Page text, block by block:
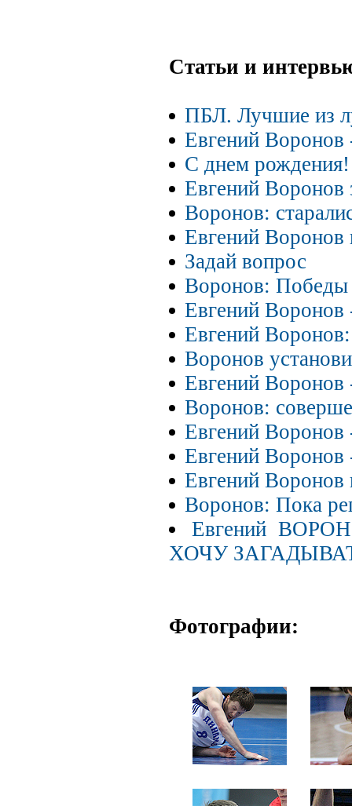
Статьи и
ПБЛ. Лучшие из
Евгений Воронов
С днем рождения!
Евгений Воронов
Воронов:
Евгений Воронов
Задай вопрос
Воронов: Победы
Евгений Воронов
Евгений Воронов:
Воронов
Евгений Воронов
Воронов:
Евгений Воронов
Евгений Воронов
Евгений
Воронов: Пока
Евгений
ХОЧУ
Фотографии: